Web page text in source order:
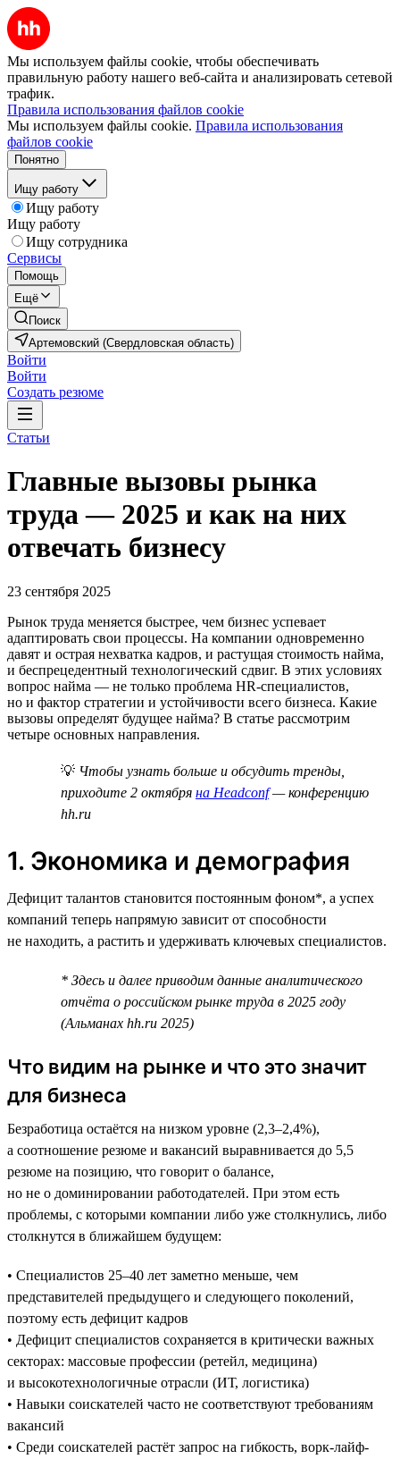
Мы используем файлы cookie, чтобы обеспечивать
правильную работу нашего веб-сайта и анализировать сетевой
трафик.
Правила использования файлов cookie
Мы используем файлы cookie. Правила использования
файлов cookie
Понятно
Ищу работу
Ищу работу
Ищу работу
Ищу сотрудника
Сервисы
Помощь
Ещё
Поиск
Артемовский (Свердловская область)
Войти
Войти
Создать резюме
Статьи
Главные вызовы рынка
труда — 2025 и как на них
отвечать бизнесу
23 сентября 2025
Рынок труда меняется быстрее, чем бизнес успевает
адаптировать свои процессы. На компании одновременно
давят и острая нехватка кадров, и растущая стоимость найма,
и беспрецедентный технологический сдвиг. В этих условиях
вопрос найма — не только проблема HR-специалистов,
но и фактор стратегии и устойчивости всего бизнеса. Какие
вызовы определят будущее найма? В статье рассмотрим
четыре основных направления.
💡 Чтобы узнать больше и обсудить тренды,
приходите 2 октября на Headconf— конференцию
hh.ru
1. Экономика и демография
Дефицит талантов становится постоянным фоном*, а успех
компаний теперь напрямую зависит от способности
не находить, а растить и удерживать ключевых специалистов.
* Здесь и далее приводим данные аналитического
отчёта о российском рынке труда в 2025 году
(Альманах hh.ru 2025)
Что видим на рынке и что это значит
для бизнеса
Безработица остаётся на низком уровне (2,3–2,4%),
а соотношение резюме и вакансий выравнивается до 5,5
резюме на позицию, что говорит о балансе,
но не о доминировании работодателей. При этом есть
проблемы, с которыми компании либо уже столкнулись, либо
столкнутся в ближайшем будущем:
• Специалистов 25–40 лет заметно меньше, чем
представителей предыдущего и следующего поколений,
поэтому есть дефицит кадров
• Дефицит специалистов сохраняется в критически важных
секторах: массовые профессии (ретейл, медицина)
и высокотехнологичные отрасли (ИТ, логистика)
• Навыки соискателей часто не соответствуют требованиям
вакансий
• Среди соискателей растёт запрос на гибкость, ворк-лайф-